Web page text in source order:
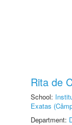
Rita de
School:
Exatas
Department: